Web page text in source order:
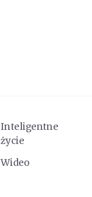
Inteligentne
życie
Wideo